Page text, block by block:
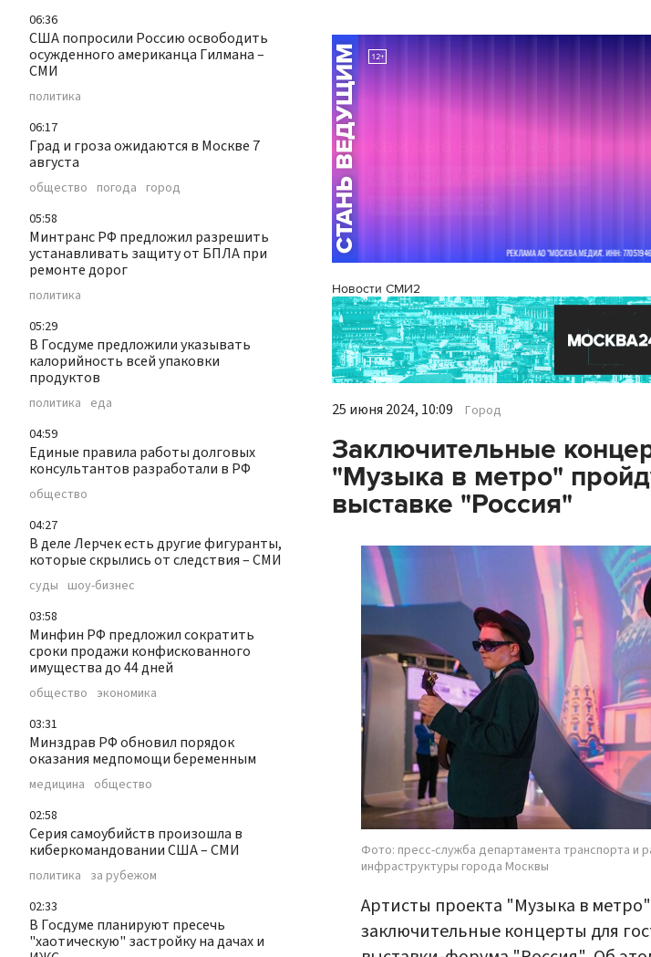
06:36
CША попросили Россию освободить
осужденного американца Гилмана –
СМИ
политика
06:17
Град и гроза ожидаются в Москве 7
августа
общество погода город
05:58
Минтранс РФ предложил разрешить
устанавливать защиту от БПЛА при
ремонте дорог
политика
05:29
В Госдуме предложили указывать
калорийность всей упаковки
продуктов
политика еда
04:59
Единые правила работы долговых
консультантов разработали в РФ
общество
04:27
В деле Лерчек есть другие фигуранты,
которые скрылись от следствия – СМИ
суды шоу-бизнес
03:58
Минфин РФ предложил сократить
сроки продажи конфискованного
имущества до 44 дней
общество экономика
03:31
Минздрав РФ обновил порядок
оказания медпомощи беременным
медицина общество
02:58
Серия самоубийств произошла в
киберкомандовании США – СМИ
политика за рубежом
02:33
В Госдуме планируют пресечь
"хаотическую" застройку на дачах и
Новости СМИ2
25 июня 2024, 10:09 Город
Заключительные
"Музыка в метро"
выставке "Россия"
Фото: пресс-служба департамента транспорта и
инфраструктуры города Москвы
Артисты проекта "Музыка в
заключительные концерты для